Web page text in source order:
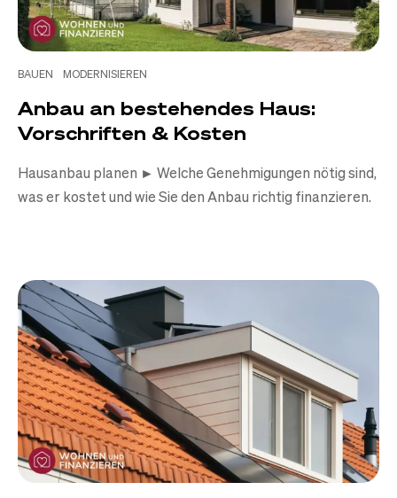
BAUEN MODERNISIEREN
Anbau an bestehendes Haus:
Vorschriften & Kosten
Hausanbau planen ► Welche Genehmigungen nötig sind,
was er kostet und wie Sie den Anbau richtig finanzieren.